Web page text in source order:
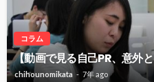
コラム
【動画で見る自己PR、意外
chihounomikata 7年 ago